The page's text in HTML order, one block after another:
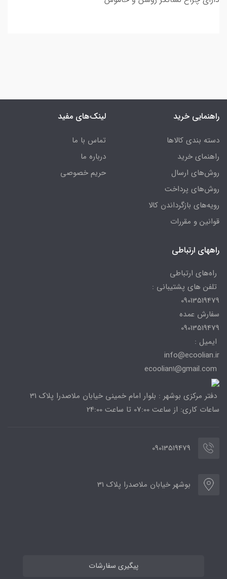
راهنمایی خرید
دسته بندی کالاها
راهنمای خرید
روش‌های ارسال
روش‌های پرداخت
رویه‌های بازگرداندن کالا
قوانین و مقررات
لینک‌های مفید
تماس با ما
درباره ما
حریم خصوصی
راههای ارتباطی
راه‌های ارتباطی
تلفن های پشتیبانی :
09013519479
سفارش عمده
09013519479
ایمیل :
info@ecoolian.ir
دفتر مرکزی بوشهر : بلوار امام خمینی خیابان ملاصدرا پلاک 31
ساعات کاری: از ساعت 07:00 تا ساعت 24:00
09013519479
بوشهر خیابان ملاصدرا پلاک 31
پیگیری سفارشات